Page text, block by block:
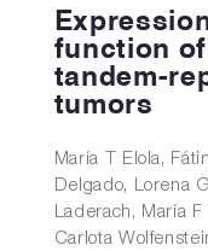
Programas
EN
function
tandem-
tumors
María T Elola,
Delgado, Lorena
Laderach, María
Carlota